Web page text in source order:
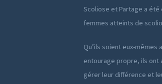
Scoliose et Partage a été
femmes atteints de
Qu’ils soient eux-
entourage propre, ils ont
gérer leur différence et